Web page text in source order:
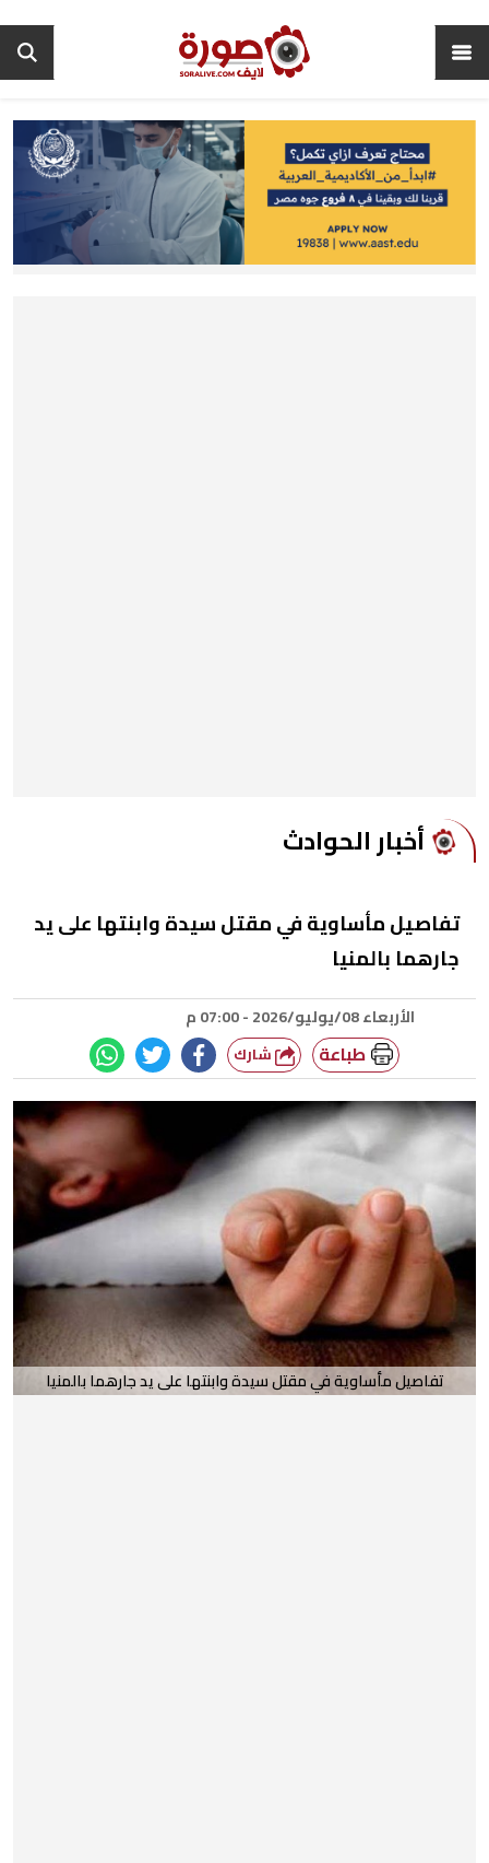
أخبار الحوادث
تفاصيل مأساوية في مقتل سيدة وابنتها على يد
جارهما بالمنيا
الأربعاء 08/يوليو/2026 - 07:00 م
طباعة
تفاصيل مأساوية في مقتل سيدة وابنتها على يد جارهما بالمنيا